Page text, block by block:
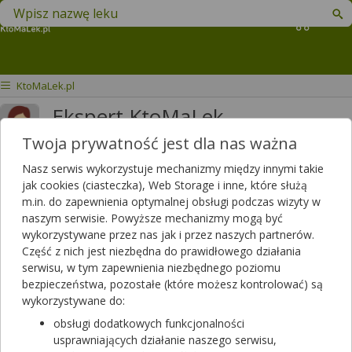
Koszyk
Znajdź lek w swojej okolicy
KtoMaLek.pl
Ekspert KtoMaLek
Odpowiedzi Polubień
Polecanych artykułów
0 Lista artykułów
Czy chcesz wysłać pytanie do apteki,
Twoja prywatność jest dla nas ważna
Nasz serwis wykorzystuje mechanizmy między innymi takie
jak cookies (ciasteczka), Web Storage i inne, które służą
m.in. do zapewnienia optymalnej obsługi podczas wizyty w
naszym serwisie. Powyższe mechanizmy mogą być
wykorzystywane przez nas jak i przez naszych partnerów.
Część z nich jest niezbędna do prawidłowego działania
serwisu, w tym zapewnienia niezbędnego poziomu
bezpieczeństwa, pozostałe (które możesz kontrolować) są
wykorzystywane do:
obsługi dodatkowych funkcjonalności
usprawniających działanie naszego serwisu,